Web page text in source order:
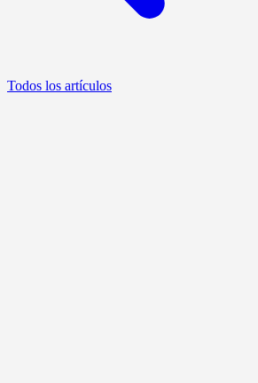
Todos los artículos